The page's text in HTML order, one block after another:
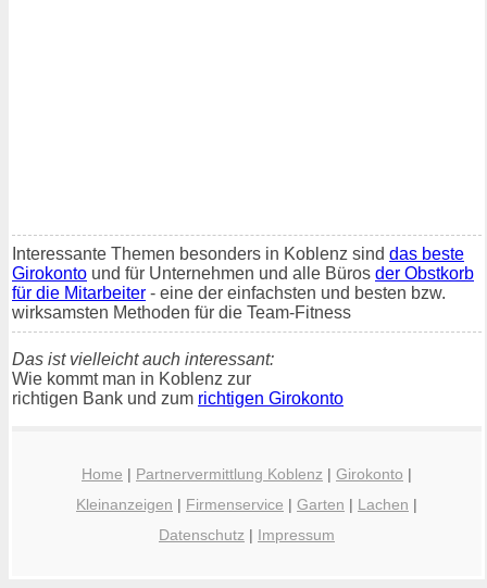
Interessante Themen besonders in Koblenz sind das beste
Girokonto und für Unternehmen und alle Büros der Obstkorb
für die Mitarbeiter - eine der einfachsten und besten bzw.
wirksamsten Methoden für die Team-Fitness
Das ist vielleicht auch interessant:
Wie kommt man in Koblenz zur
richtigen Bank und zum richtigen Girokonto
Home | Partnervermittlung Koblenz | Girokonto |
Kleinanzeigen | Firmenservice | Garten | Lachen |
Datenschutz | Impressum